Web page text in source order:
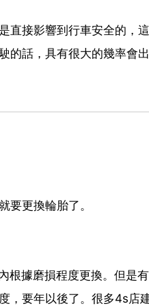
直接影響到行車安全的，
的話，具有很大的幾率會
要更換輪胎了。
根據磨損程度更換。但是
要年以後了。很多4s店